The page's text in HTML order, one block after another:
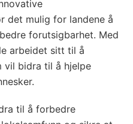
det mulig for landene å
forutsigbarhet. Med
arbeidet sitt til å
vil bidra til å hjelpe
til å forbedre